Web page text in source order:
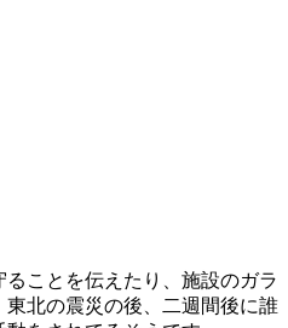
ことを伝えたり、施設のガラ
北の震災の後、二週間後に誰